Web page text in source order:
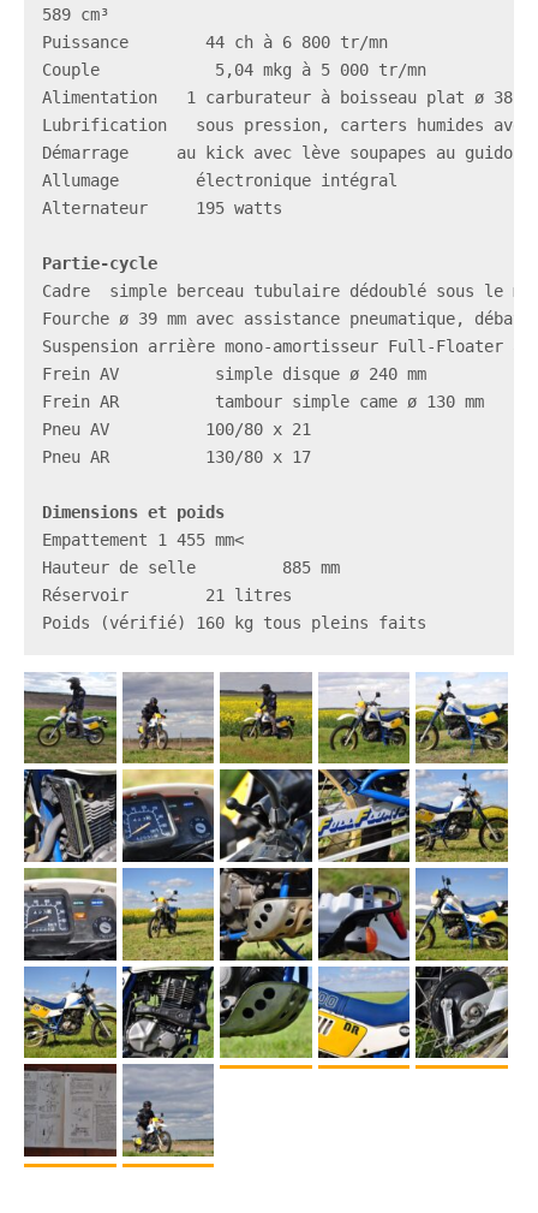
589 cm³
Puissance        44 ch à 6 800 tr/mn
Couple            5,04 mkg à 5 000 tr/mn
Alimentation   1 carburateur à boisseau plat ø 38
Lubrification   sous pression, carters humides
Démarrage     au kick avec lève soupapes au guidon
Allumage        électronique intégral
Alternateur     195 watts
Cadre  simple berceau tubulaire dédoublé sous le
Fourche ø 39 mm avec assistance pneumatique, débat.
Suspension arrière mono-amortisseur Full-Floater
Frein AV          simple disque ø 240 mm
Frein AR          tambour simple came ø 130 mm
Pneu AV          100/80 x 21
Pneu AR          130/80 x 17
Empattement 1 455 mm<
Hauteur de selle         885 mm
Réservoir        21 litres
Poids (vérifié) 160 kg tous pleins faits